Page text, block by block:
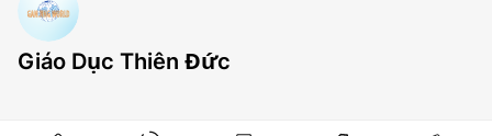
Giáo Dục Thiên Đức